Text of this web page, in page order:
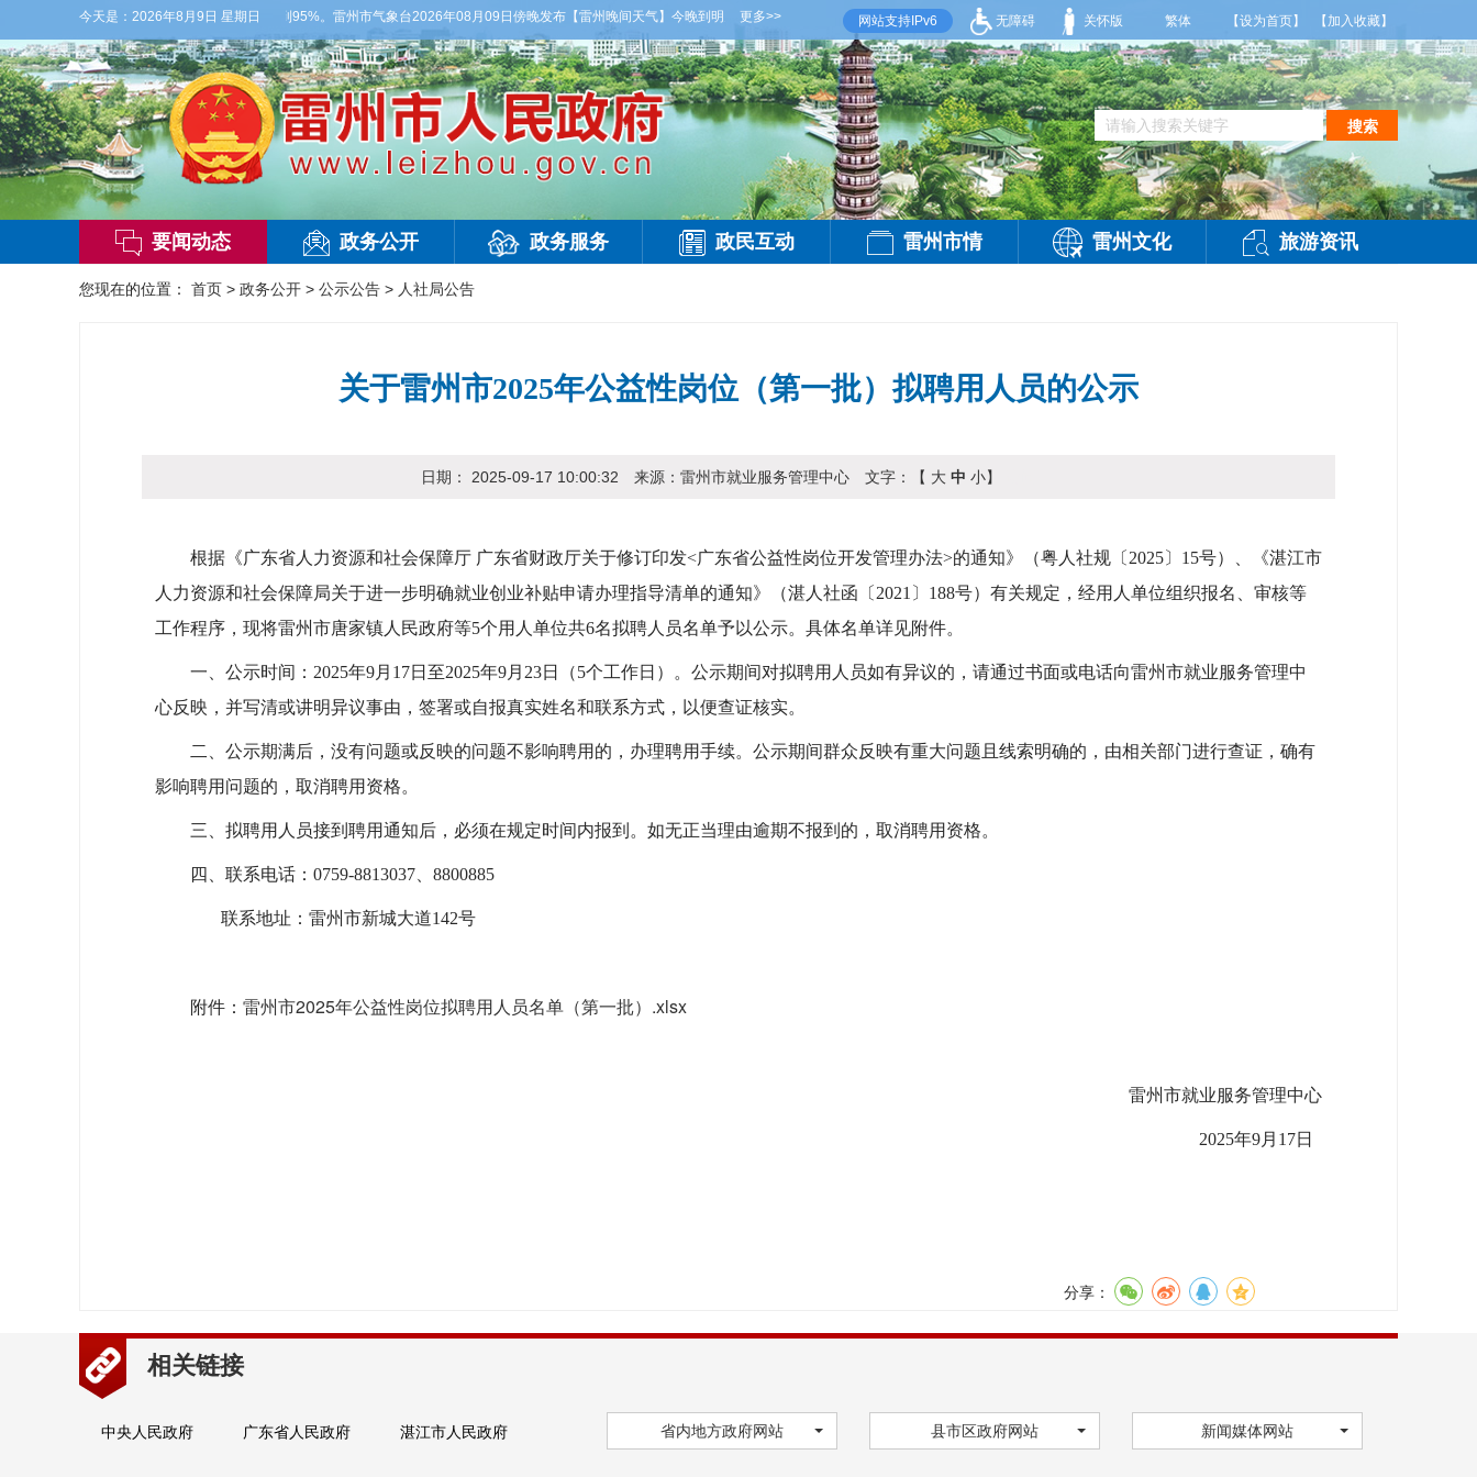
今天是： 2026年8月9日 星期日
偏西风3级，气温27到36度，相对湿度55%到95%。雷州市气象台2026年08月09日傍晚发布【雷州晚间天气】今晚到明天白天，多云间晴，有雷阵雨，偏西风3级，气温27到36度，相对湿度55%到95%。雷州市气象台2026年08月09日傍晚发布
更多>> 网站支持IPv6 无障碍 关怀版 繁体 【设为首页】 【加入收藏】
搜索
要闻动态 政务公开 政务服务 政民互动 雷州市情 雷州文化 旅游资讯
您现在的位置： 首页 > 政务公开 > 公示公告 > 人社局公告
关于雷州市2025年公益性岗位（第一批）拟聘用人员的公示
日期： 2025-09-17 10:00:32 来源： 雷州市就业服务管理中心 文字：【 大 中 小】
根据《广东省人力资源和社会保障厅 广东省财政厅关于修订印发<广东省公益性岗位开发管理办法>的通知》（粤人社规〔2025〕15号）、《湛江市
人力资源和社会保障局关于进一步明确就业创业补贴申请办理指导清单的通知》（湛人社函〔2021〕188号）有关规定，经用人单位组织报名、审核等
工作程序，现将雷州市唐家镇人民政府等5个用人单位共6名拟聘人员名单予以公示。具体名单详见附件。
一、公示时间：2025年9月17日至2025年9月23日（5个工作日）。公示期间对拟聘用人员如有异议的，请通过书面或电话向雷州市就业服务管理中
心反映，并写清或讲明异议事由，签署或自报真实姓名和联系方式，以便查证核实。
二、公示期满后，没有问题或反映的问题不影响聘用的，办理聘用手续。公示期间群众反映有重大问题且线索明确的，由相关部门进行查证，确有
影响聘用问题的，取消聘用资格。
三、拟聘用人员接到聘用通知后，必须在规定时间内报到。如无正当理由逾期不报到的，取消聘用资格。
四、联系电话：0759-8813037、8800885
联系地址：雷州市新城大道142号
附件： 雷州市2025年公益性岗位拟聘用人员名单（第一批）.xlsx
雷州市就业服务管理中心
2025年9月17日
分享：
相关链接
中央人民政府 广东省人民政府 湛江市人民政府 省内地方政府网站 县市区政府网站 新闻媒体网站